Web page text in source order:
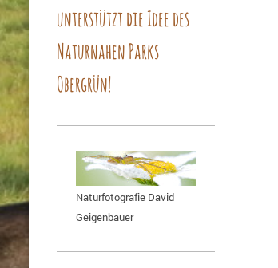
unterstützt die Idee des
Naturnahen Parks
Obergrün!
Naturfotografie David
Geigenbauer